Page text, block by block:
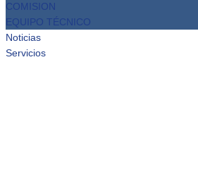
COMISION
EQUIPO TÉCNICO
Noticias
Servicios